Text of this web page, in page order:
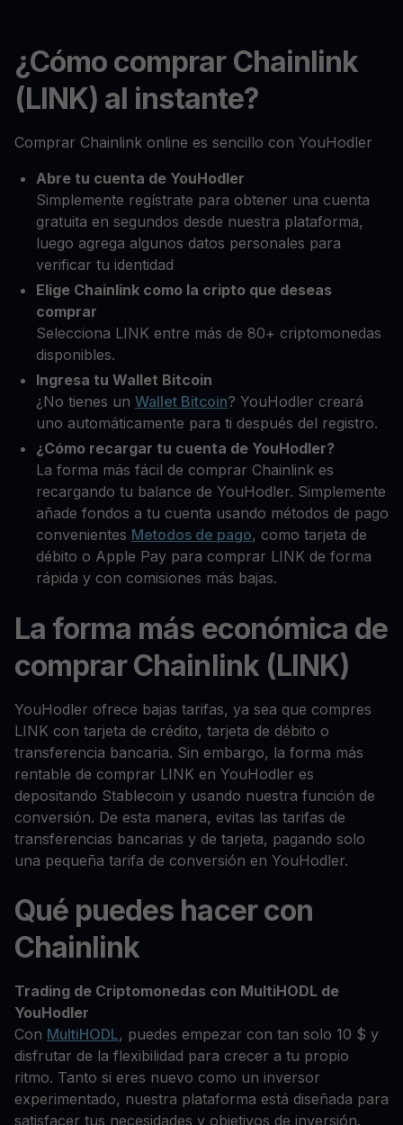
¿Cómo comprar Chainlink
(LINK) al instante?
Comprar Chainlink online es sencillo con YouHodler
Abre tu cuenta de YouHodler
Simplemente regístrate para obtener una cuenta
gratuita en segundos desde nuestra plataforma,
luego agrega algunos datos personales para
verificar tu identidad
Elige Chainlink como la cripto que deseas
comprar
Selecciona LINK entre más de 80+ criptomonedas
disponibles.
Ingresa tu Wallet Bitcoin
¿No tienes un Wallet Bitcoin? YouHodler creará
uno automáticamente para ti después del registro.
¿Cómo recargar tu cuenta de YouHodler?
La forma más fácil de comprar Chainlink es
recargando tu balance de YouHodler. Simplemente
añade fondos a tu cuenta usando métodos de pago
convenientes Metodos de pago, como tarjeta de
débito o Apple Pay para comprar LINK de forma
rápida y con comisiones más bajas.
La forma más económica de
comprar Chainlink (LINK)
YouHodler ofrece bajas tarifas, ya sea que compres
LINK con tarjeta de crédito, tarjeta de débito o
transferencia bancaria. Sin embargo, la forma más
rentable de comprar LINK en YouHodler es
depositando Stablecoin y usando nuestra función de
conversión. De esta manera, evitas las tarifas de
transferencias bancarias y de tarjeta, pagando solo
una pequeña tarifa de conversión en YouHodler.
Qué puedes hacer con
Chainlink
Trading de Criptomonedas con MultiHODL de
YouHodler
Con MultiHODL, puedes empezar con tan solo 10 $ y
disfrutar de la flexibilidad para crecer a tu propio
ritmo. Tanto si eres nuevo como un inversor
experimentado, nuestra plataforma está diseñada para
satisfacer tus necesidades y objetivos de inversión.